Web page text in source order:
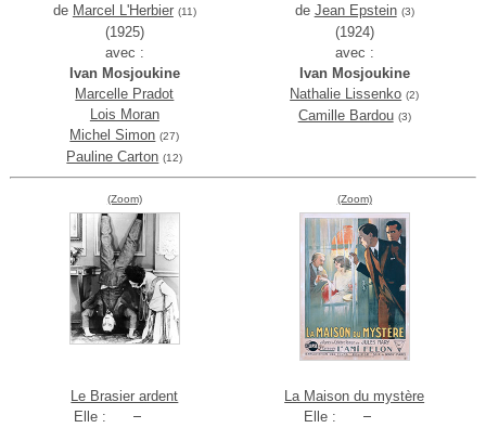
de Marcel L'Herbier (11)
(1925)
avec :
Ivan Mosjoukine
Marcelle Pradot
Lois Moran
Michel Simon (27)
Pauline Carton (12)
de Jean Epstein (3)
(1924)
avec :
Ivan Mosjoukine
Nathalie Lissenko (2)
Camille Bardou (3)
(Zoom)
Le Brasier ardent
Elle :
(Zoom)
La Maison du mystère
Elle :